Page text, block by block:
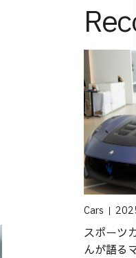
Cars
スポーツ
んが語る